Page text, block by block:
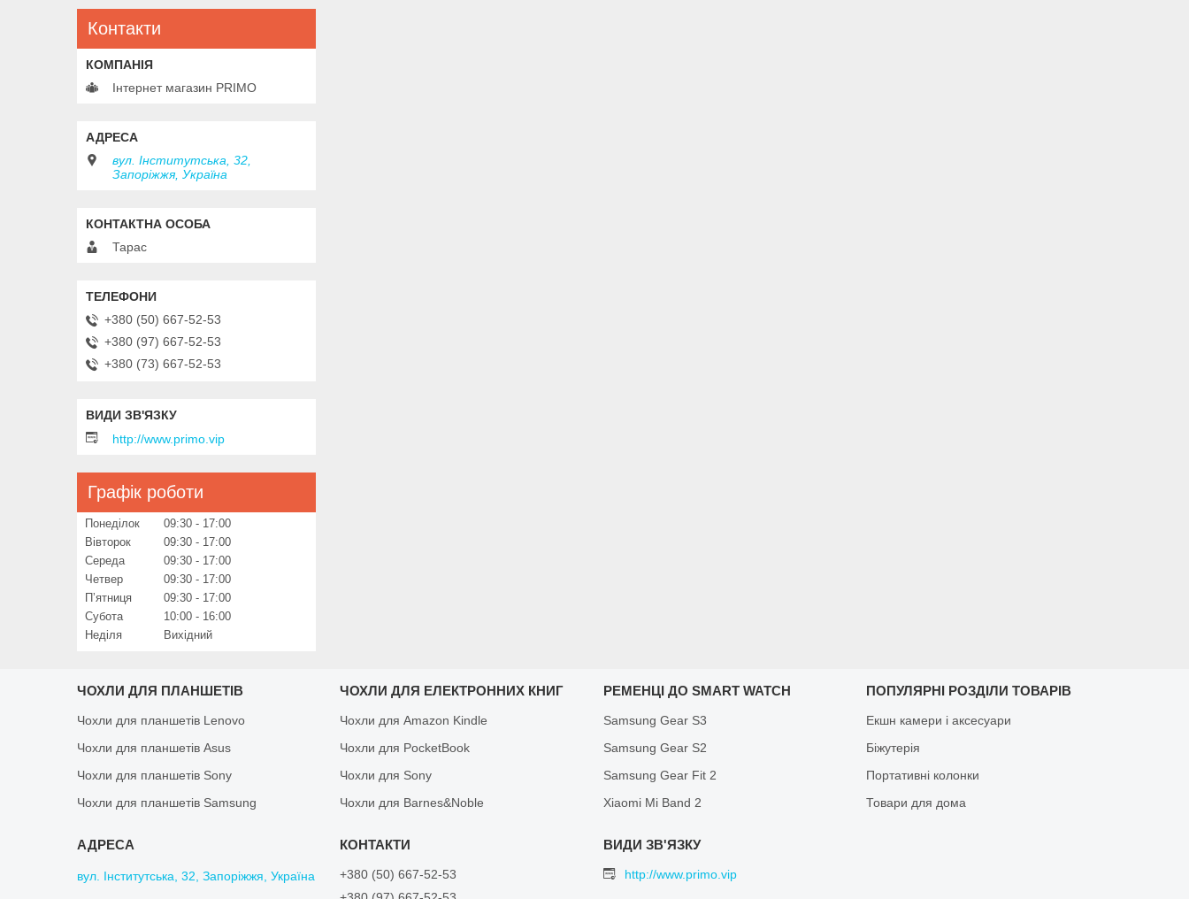
Контакти
Інтернет магазин PRIMO
вул. Інститутська, 32,
Запоріжжя, Україна
Тарас
+380 (50) 667-52-53
+380 (97) 667-52-53
+380 (73) 667-52-53
http://www.primo.vip
Графік роботи
Понеділок 09:30
17:00
Вівторок
09:30
17:00
Середа
09:30
17:00
Четвер
09:30
17:00
Пʼятниця
09:30
17:00
Субота
10:00
16:00
Неділя
Вихідний
ЧОХЛИ ДЛЯ ПЛАНШЕТІВ
Чохли для планшетів Lenovo
Чохли для планшетів Asus
Чохли для планшетів Sony
Чохли для планшетів Samsung
ЧОХЛИ ДЛЯ ЕЛЕКТРОННИХ КНИГ
Чохли для Amazon Kindle
Чохли для PocketBook
Чохли для Sony
Чохли для Barnes&Noble
РЕМЕНЦІ ДО SMART WATCH
Samsung Gear S3
Samsung Gear S2
Samsung Gear Fit 2
Xiaomi Mi Band 2
ПОПУЛЯРНІ РОЗДІЛИ ТОВАРІВ
Екшн камери і аксесуари
Біжутерія
Портативні колонки
Товари для дома
вул. Інститутська, 32, Запоріжжя, Україна
+380 (50) 667-52-53
http://www.primo.vip